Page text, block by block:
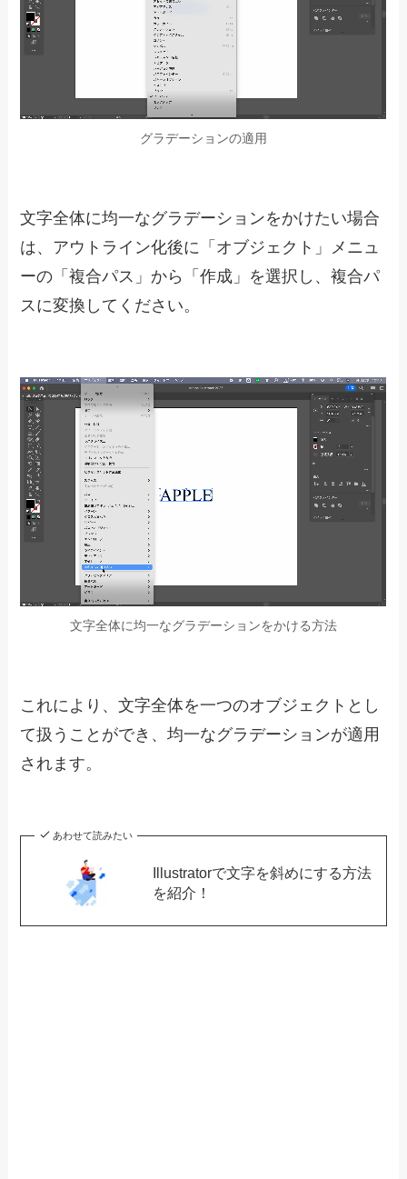
グラデーションの適用
文字全体に均一なグラデーションをかけたい場合
は、アウトライン化後に「オブジェクト」メニュ
ーの「複合パス」から「作成」を選択し、複合パ
スに変換してください。
文字全体に均一なグラデーションをかける方法
これにより、文字全体を一つのオブジェクトとし
て扱うことができ、均一なグラデーションが適用
されます。
あわせて読みたい
Illustratorで文字を斜めにする方法
を紹介！